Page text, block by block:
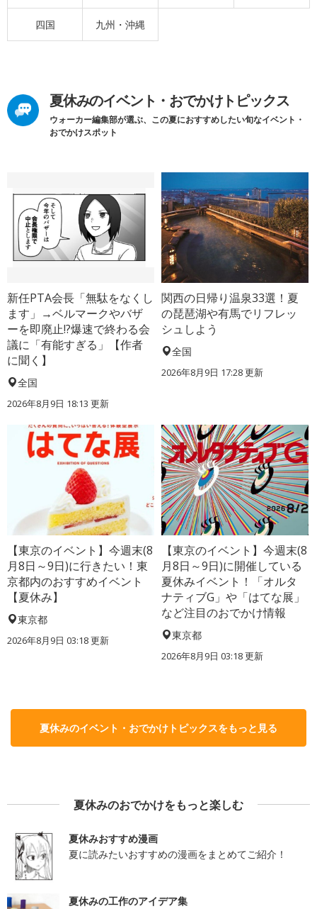
四国 九州・沖縄
夏休みのイベント・おでかけトピックス
ウォーカー編集部が選ぶ、この夏におすすめしたい旬なイベント・
おでかけスポット
新任PTA会長「無駄をなくし
ます」→ベルマークやバザ
ーを即廃止!?爆速で終わる会
議に「有能すぎる」【作者
に聞く】
全国
2026年8月9日 18:13 更新
関西の日帰り温泉33選！夏
の琵琶湖や有馬でリフレッ
シュしよう
全国
2026年8月9日 17:28更新
【東京のイベント】今週末(8
月8日～9日)に行きたい！東
京都内のおすすめイベント
【夏休み】
東京都
2026年8月9日 03:18更新
【東京のイベント】今週末(8
月8日～9日)に開催している
夏休みイベント！「オルタ
ナティブG」や「はてな展」
など注目のおでかけ情報
東京都
2026年8月9日 03:18更新
夏休みのイベント・おでかけトピックスをもっと見る
夏休みのおでかけをもっと楽しむ
夏休みおすすめ漫画
夏に読みたいおすすめの漫画をまとめてご紹介！
夏休みの工作のアイデア集